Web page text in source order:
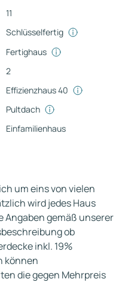
11
Schlüsselfertig
Fertighaus
2
Effizienzhaus 40
Pultdach
Einfamilienhaus
um eins von vielen
wird jedes Haus
Angaben gemäß unserer
ob
inkl. 19%
können
die gegen Mehrpreis